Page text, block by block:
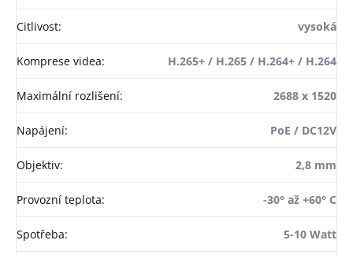
Citlivost: vysoká
Komprese videa: H.265+ / H.265 / H.264+ / H.264
Maximální rozlišení: 2688 x 1520
Napájení: PoE / DC12V
Objektiv: 2,8 mm
Provozní teplota: -30° až +60° C
Spotřeba: 5-10 Watt